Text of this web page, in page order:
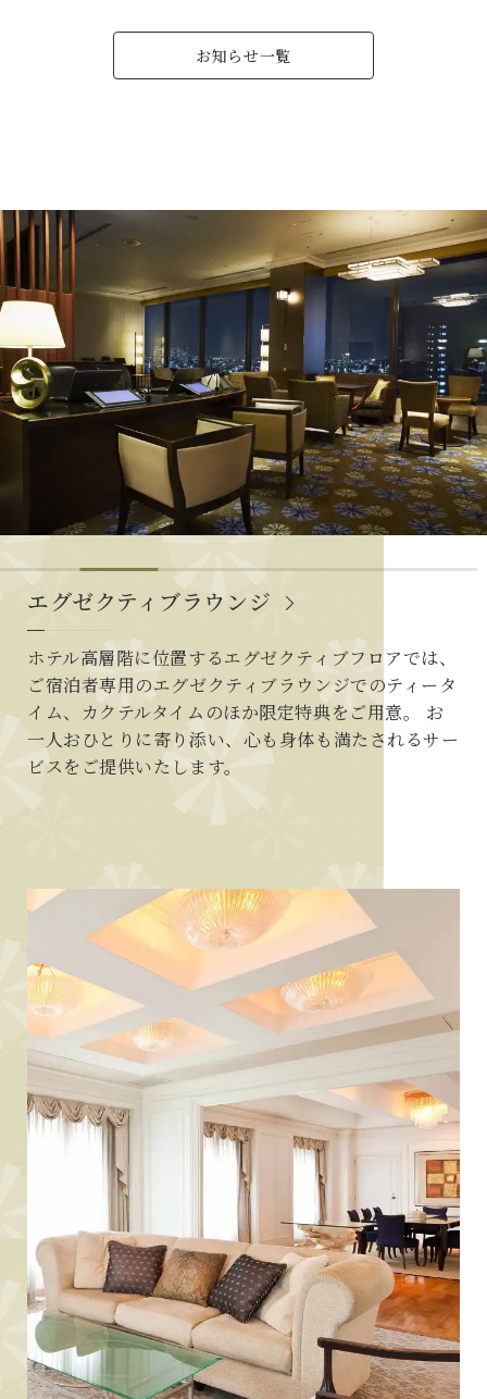
お知らせ一覧
エグゼクティブラウンジ
ホテル高層階に位置するエグゼクティブフロアでは、
ご宿泊者専用のエグゼクティブラウンジでのティータ
イム、カクテルタイムのほか限定特典をご用意。 お
一人おひとりに寄り添い、心も身体も満たされるサー
ビスをご提供いたします。